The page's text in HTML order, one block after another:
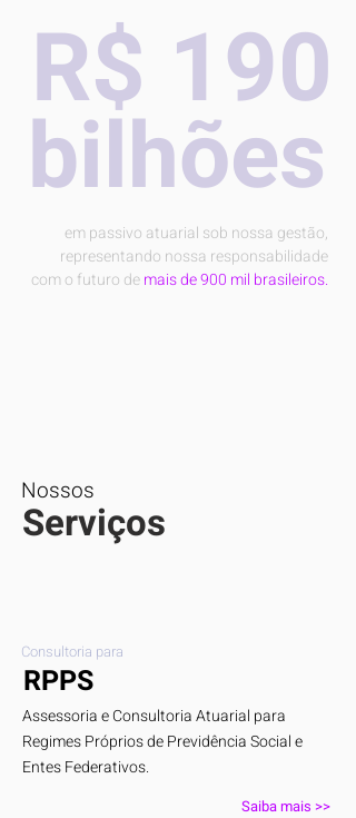
R$ 190
bilhões
em passivo atuarial sob nossa gestão,
representando nossa responsabilidade
com o futuro demais de 900 mil brasileiros.
Nossos
Serviços
Consultoria para
RPPS
Assessoria e Consultoria Atuarial para
Regimes Próprios de Previdência Social e
Entes Federativos.
Saiba mais >>